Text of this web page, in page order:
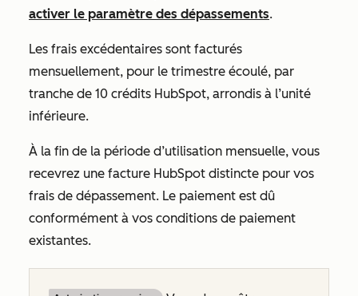
activer le paramètre des dépassements.
Les frais excédentaires sont facturés
mensuellement, pour le trimestre écoulé, par
tranche de 10 crédits HubSpot, arrondis à l’unité
inférieure.
À la fin de la période d’utilisation mensuelle, vous
recevrez une facture HubSpot distincte pour vos
frais de dépassement. Le paiement est dû
conformément à vos conditions de paiement
existantes.